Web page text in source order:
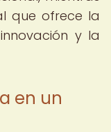
que ofrece la
y la
en un